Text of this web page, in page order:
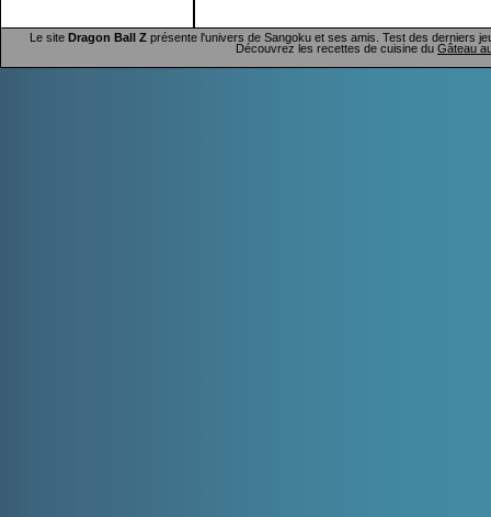
Le site Dragon Ball Zprésente l'univers de Sangoku et ses amis. Test des derniers
Découvrez les recettes de cuisine du Gâteau